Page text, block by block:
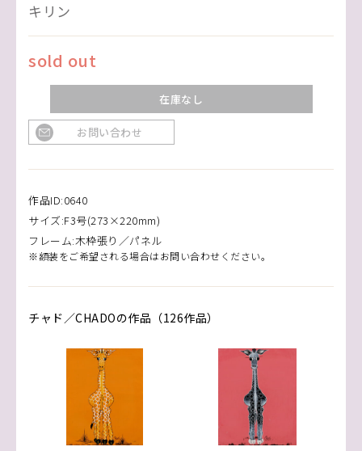
キリン
sold out
在庫なし
お問い合わせ
作品ID:0640
サイズ:F3号(273×220mm)
フレーム:木枠張り／パネル
※額装をご希望される場合はお問い合わせください。
チャド／CHADOの作品（126作品）